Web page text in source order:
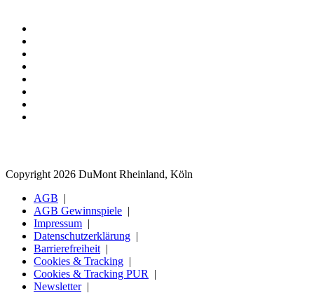
Copyright 2026 DuMont Rheinland, Köln
AGB
AGB Gewinnspiele
Impressum
Datenschutzerklärung
Barrierefreiheit
Cookies & Tracking
Cookies & Tracking PUR
Newsletter